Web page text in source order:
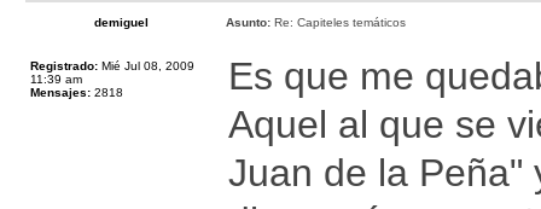
demiguel Asunto: Re: Capiteles temáticos
Registrado: Mié Jul 08, 2009
11:39 am
Mensajes: 2818
Es que me
Aquel al que se
Juan de la Peña"